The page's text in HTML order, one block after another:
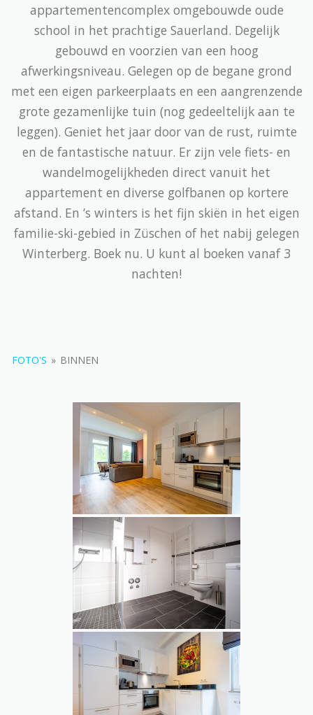
appartementencomplex omgebouwde oude
school in het prachtige Sauerland. Degelijk
gebouwd en voorzien van een hoog
afwerkingsniveau. Gelegen op de begane grond
met een eigen parkeerplaats en een aangrenzende
grote gezamenlijke tuin (nog gedeeltelijk aan te
leggen). Geniet het jaar door van de rust, ruimte
en de fantastische natuur. Er zijn vele fiets- en
wandelmogelijkheden direct vanuit het
appartement en diverse golfbanen op kortere
afstand. En ’s winters is het fijn skiën in het eigen
familie-ski-gebied in Züschen of het nabij gelegen
Winterberg. Boek nu. U kunt al boeken vanaf 3
nachten!
FOTO'S » BINNEN